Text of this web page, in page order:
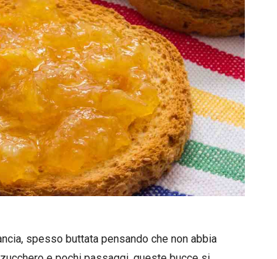
spesso buttata pensando che non abbia